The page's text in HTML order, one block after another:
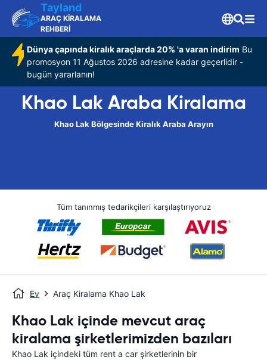
Tayland
ARAÇ KİRALAMA
REHBERİ
Dünya çapında kiralık araçlarda 20% 'a varan indirim Bu
promosyon 11 Ağustos 2026 adresine kadar geçerlidir -
bugün yararlanın!
Khao Lak Araba Kiralama
Khao Lak Bölgesinde Kiralık Araba Arayın
Tüm tanınmış tedarikçileri karşılaştırıyoruz
Ev Araç Kiralama Khao Lak
Khao Lak içinde mevcut araç
kiralama şirketlerimizden bazıları
Khao Lak içindeki tüm rent a car şirketlerinin bir